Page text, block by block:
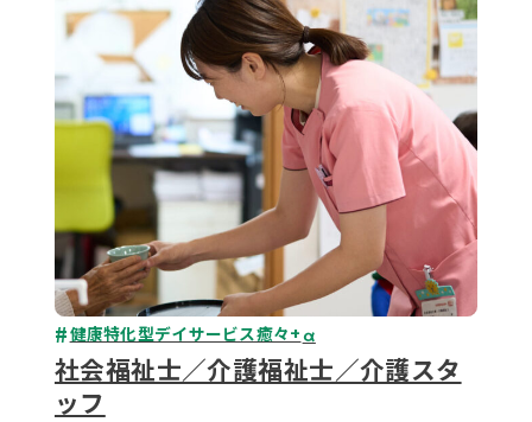
健康特化型デイサービス癒々+α
社会福祉士／介護福祉士／介護スタ
ッフ